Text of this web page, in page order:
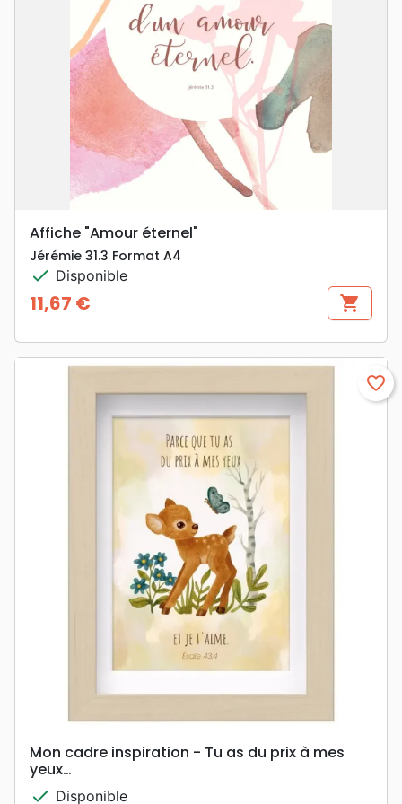
Affiche "Amour éternel"
Jérémie 31.3 Format A4
check Disponible
Prix
11,67 € shopping_cart
favorite_border
Mon cadre inspiration - Tu as du prix à mes
yeux…
check Disponible